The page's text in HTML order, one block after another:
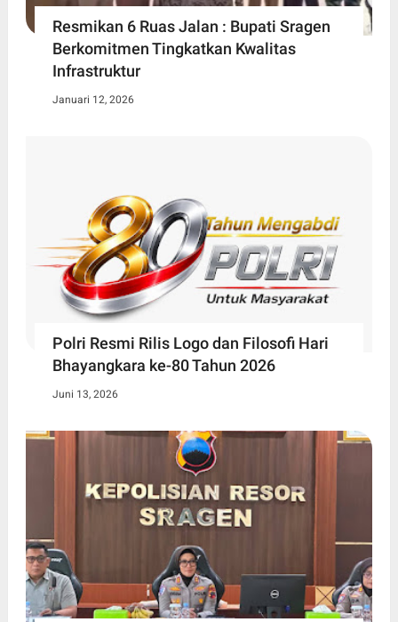
Resmikan 6 Ruas Jalan : Bupati Sragen
Berkomitmen Tingkatkan Kwalitas
Infrastruktur
Januari 12, 2026
Polri Resmi Rilis Logo dan Filosofi Hari
Bhayangkara ke-80 Tahun 2026
Juni 13, 2026